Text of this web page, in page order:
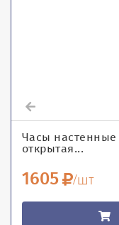
Часы настенные
открытая...
1605 /шт